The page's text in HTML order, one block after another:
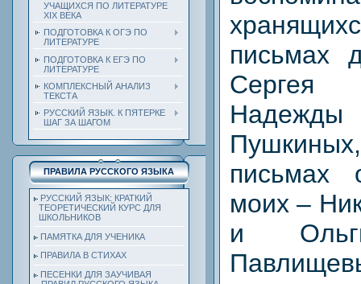
УЧАЩИХСЯ ПО ЛИТЕРАТУРЕ
ХIХ ВЕКА
ПОДГОТОВКА К ОГЭ ПО
ЛИТЕРАТУРЕ
ПОДГОТОВКА К ЕГЭ ПО
ЛИТЕРАТУРЕ
КОМПЛЕКСНЫЙ АНАЛИЗ
ТЕКСТА
РУССКИЙ ЯЗЫК. К ПЯТЕРКЕ
ШАГ ЗА ШАГОМ
ПРАВИЛА РУССКОГО ЯЗЫКА
РУССКИЙ ЯЗЫК: КРАТКИЙ
ТЕОРЕТИЧЕСКИЙ КУРС ДЛЯ
ШКОЛЬНИКОВ
ПАМЯТКА ДЛЯ УЧЕНИКА
ПРАВИЛА В СТИХАХ
ПЕСЕНКИ ДЛЯ ЗАУЧИВАЯ
письмах
письмах
моих –
и